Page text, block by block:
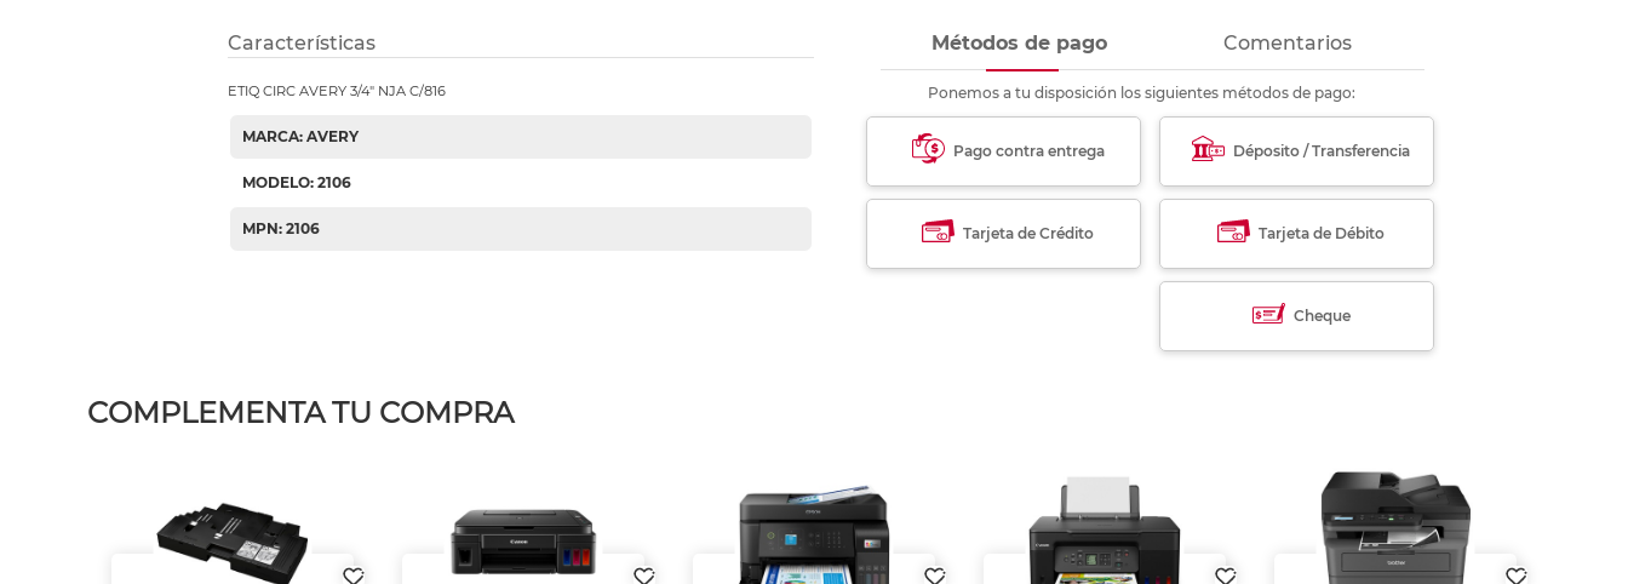
Características
ETIQ CIRC AVERY 3/4" NJA C/816
MARCA: AVERY
MODELO: 2106
MPN: 2106
Métodos de pago Comentarios
Ponemos a tu disposición los siguientes métodos de pago:
Pago contra entrega Déposito / Transferencia
Tarjeta de Crédito Tarjeta de Débito
Cheque
COMPLEMENTA TU COMPRA